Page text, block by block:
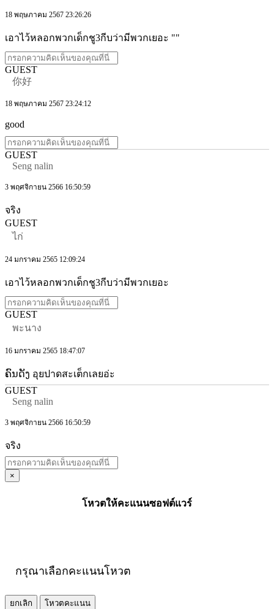
18 พฤษภาคม 2567 23:26:26
เอาไว้หลอกพวกเด็กชู3กีบว่ามีพวกเยอะ ""
GUEST
你好
18 พฤษภาคม 2567 23:24:12
good
GUEST
Seng nalin
3 พฤศจิกายน 2566 16:50:59
จริง
GUEST
ไก่
24 มกราคม 2565 12:09:24
เอาไว้หลอกพวกเด็กชู3กีบว่ามีพวกเยอะ
GUEST
พะนาง
16 มกราคม 2565 18:47:07
ຄົນດັງ อุยปาดสะเต็กเลยอ่ะ
GUEST
Seng nalin
3 พฤศจิกายน 2566 16:50:59
จริง
×
โหวตให้คะแนนซอฟต์แวร์
กรุณาเลือกคะแนนโหวต
ยกเลิก
โหวตคะแนน